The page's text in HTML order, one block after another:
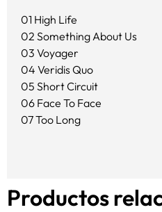
01 High Life
02 Something About Us
03 Voyager
04 Veridis Quo
05 Short Circuit
06 Face To Face
07 Too Long
Productos